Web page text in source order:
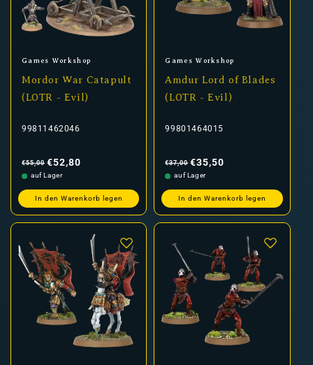
Anbieter:
Games Workshop
Mordor War Catapult
(LOTR - Evil)
99811462046
Preis
€55,00 €52,80
auf Lager
In den Warenkorb legen
Anbieter:
Games Workshop
Amdur Lord of Blades
(LOTR - Evil)
99801464015
Preis
€37,00 €35,50
auf Lager
In den Warenkorb legen